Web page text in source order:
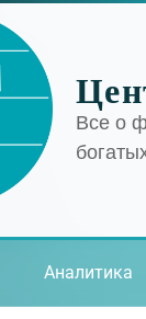
Все о
Аналитика